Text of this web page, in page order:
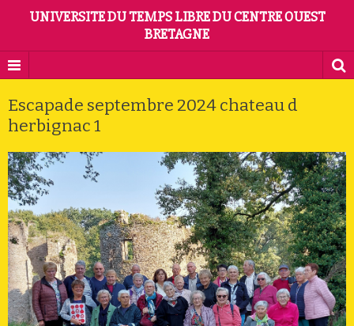
UNIVERSITE DU TEMPS LIBRE DU CENTRE OUEST
BRETAGNE
Escapade septembre 2024 chateau d
herbignac 1